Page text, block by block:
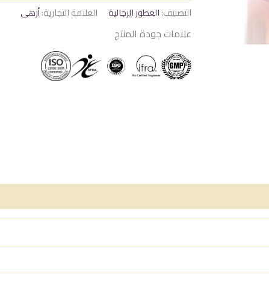
التصنيف:العطور الرجالية العلامة التجارية:أزهى
علامات جودة المنتج